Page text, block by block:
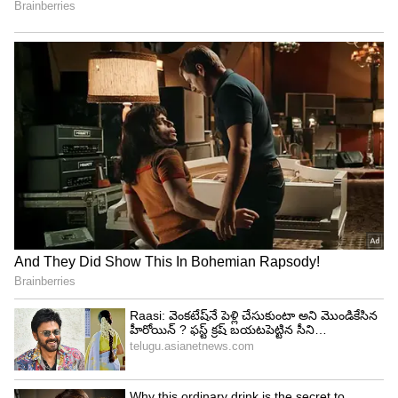
5
Image Credit :
ప్లాన్‌ను ఎలా యాక్టివేట్ చేయాలి?
వినియోగదారులు ముందుగా రూ.55 జియోటీవీ ప్రో ప్యాక్‌తో
రీఛార్జ్ చేసుకోవాలి. అనంతరం జియోటీవీ యాప్‌ను ఓపెన్
చేసి తమ జియో మొబైల్ నంబర్‌తో లాగిన్ అయితే వెంటనే
సేవలు ప్రారంభమవుతాయి. దీనికి ప్రత్యేకంగా మరో
యాక్టివేషన్ ప్రక్రియ అవసరం లేదు. జియో ప్రీపెయిడ్,
పోస్ట్‌పెయిడ్ వినియోగదారులిద్దరూ ఈ ప్లాన్‌ను
ఉపయోగించుకోవచ్చు.